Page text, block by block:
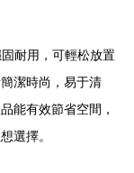
耐用，可輕松放置
潔時尚，易于清
能有效節省空間，
選擇。